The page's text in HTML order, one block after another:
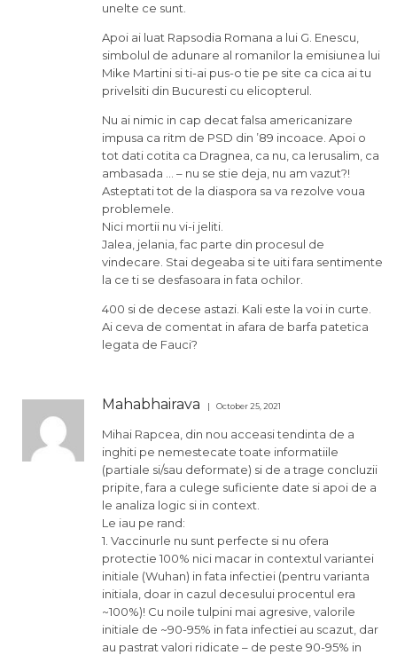
unelte ce sunt.
Apoi ai luat Rapsodia Romana a lui G. Enescu,
simbolul de adunare al romanilor la emisiunea lui
Mike Martini si ti-ai pus-o tie pe site ca cica ai tu
privelsiti din Bucuresti cu elicopterul.
Nu ai nimic in cap decat falsa americanizare
impusa ca ritm de PSD din ’89 incoace. Apoi o
tot dati cotita ca Dragnea, ca nu, ca Ierusalim, ca
ambasada … – nu se stie deja, nu am vazut?!
Asteptati tot de la diaspora sa va rezolve voua
problemele.
Nici mortii nu vi-i jeliti.
Jalea, jelania, fac parte din procesul de
vindecare. Stai degeaba si te uiti fara sentimente
la ce ti se desfasoara in fata ochilor.
400 si de decese astazi. Kali este la voi in curte.
Ai ceva de comentat in afara de barfa patetica
legata de Fauci?
Mahabhairava October 25, 2021
Mihai Rapcea, din nou acceasi tendinta de a
inghiti pe nemestecate toate informatiile
(partiale si/sau deformate) si de a trage concluzii
pripite, fara a culege suficiente date si apoi de a
le analiza logic si in context.
Le iau pe rand:
1. Vaccinurle nu sunt perfecte si nu ofera
protectie 100% nici macar in contextul variantei
initiale (Wuhan) in fata infectiei (pentru varianta
initiala, doar in cazul decesului procentul era
~100%)! Cu noile tulpini mai agresive, valorile
initiale de ~90-95% in fata infectiei au scazut, dar
au pastrat valori ridicate – de peste 90-95% in